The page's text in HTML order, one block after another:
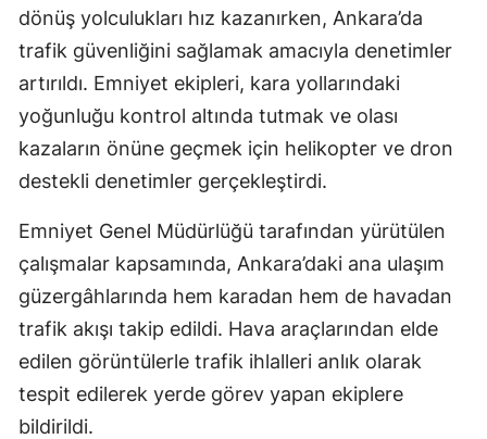
dönüş yolculukları hız kazanırken, Ankara’da
trafik güvenliğini sağlamak amacıyla denetimler
artırıldı. Emniyet ekipleri, kara yollarındaki
yoğunluğu kontrol altında tutmak ve olası
kazaların önüne geçmek için helikopter ve dron
destekli denetimler gerçekleştirdi.
Emniyet Genel Müdürlüğü tarafından yürütülen
çalışmalar kapsamında, Ankara’daki ana ulaşım
güzergâhlarında hem karadan hem de havadan
trafik akışı takip edildi. Hava araçlarından elde
edilen görüntülerle trafik ihlalleri anlık olarak
tespit edilerek yerde görev yapan ekiplere
bildirildi.